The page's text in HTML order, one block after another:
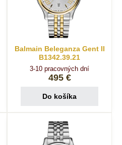
Balmain Beleganza Gent II
B1342.39.21
3-10 pracovných dní
495 €
Do košíka